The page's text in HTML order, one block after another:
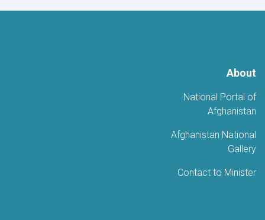
About
National Portal of
Afghanistan
Afghanistan National
Gallery
Contact to Minister